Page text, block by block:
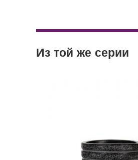
Кашпо-Куб Capi
Из той же серии